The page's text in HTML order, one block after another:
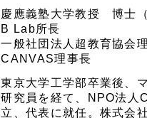
慶應義塾大学教授 博士
B Lab所長
一般社団法人超教育協会
CANVAS理事長
東京大学工学部卒業後、
研究員を経て、NPO法人
立、代表に就任。株式会